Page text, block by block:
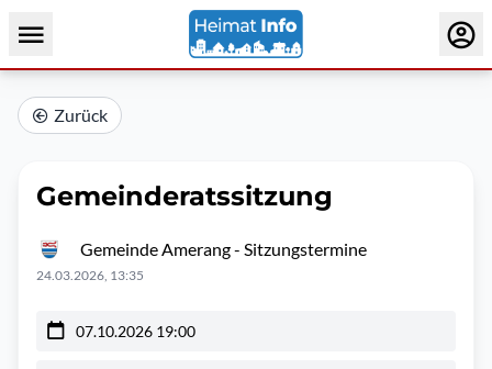
Zurück
Gemeinderatssitzung
Gemeinde Amerang - Sitzungstermine
24.03.2026, 13:35
07.10.2026 19:00